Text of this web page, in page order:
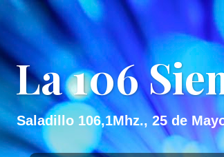
La 106
Saladillo 106,1Mhz., 25 de